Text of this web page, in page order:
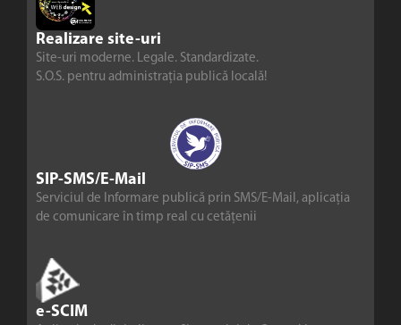
Realizare site-uri
Site-uri moderne. Legale. Standardizate.
S.O.S. pentru administrația publică locală!
SIP-SMS/E-Mail
Serviciul de Informare publică prin SMS/E-Mail, aplicația
de comunicare în timp real cu cetățenii
e-SCIM